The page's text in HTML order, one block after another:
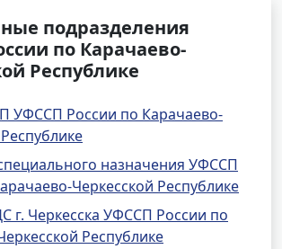
подразделения
по Карачаево-
Республике
России по Карачаево-
назначения УФССП
Черкесской Республике
г. Черкесска УФССП России по
Республике